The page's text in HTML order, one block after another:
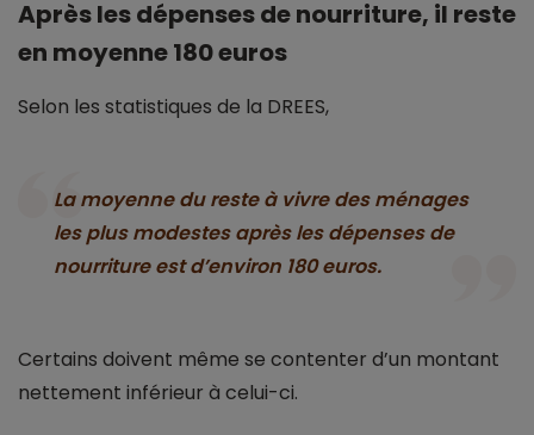
Après les dépenses de nourriture, il reste
en moyenne 180 euros
Selon les statistiques de la DREES,
La moyenne du reste à vivre des ménages
les plus modestes après les dépenses de
nourriture est d’environ 180 euros.
Certains doivent même se contenter d’un montant
nettement inférieur à celui-ci.